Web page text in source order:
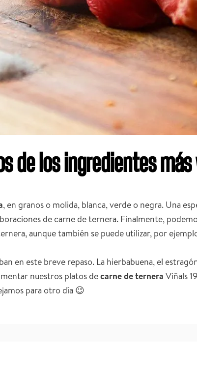
de los ingredientes
, en granos o molida, blanca, verde o negra. Una
de carne de ternera. Finalmente,
aunque también se puede utilizar, por
en este breve repaso. La hierbabuena, el
nuestros platos decarne de ternera Viñals
para otro día 😉